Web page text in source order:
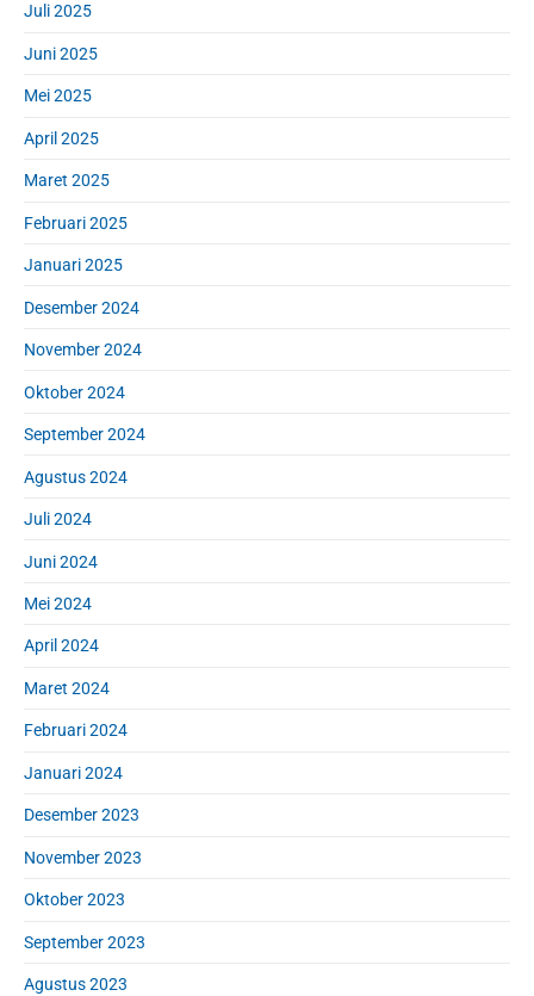
Juli 2025
Juni 2025
Mei 2025
April 2025
Maret 2025
Februari 2025
Januari 2025
Desember 2024
November 2024
Oktober 2024
September 2024
Agustus 2024
Juli 2024
Juni 2024
Mei 2024
April 2024
Maret 2024
Februari 2024
Januari 2024
Desember 2023
November 2023
Oktober 2023
September 2023
Agustus 2023